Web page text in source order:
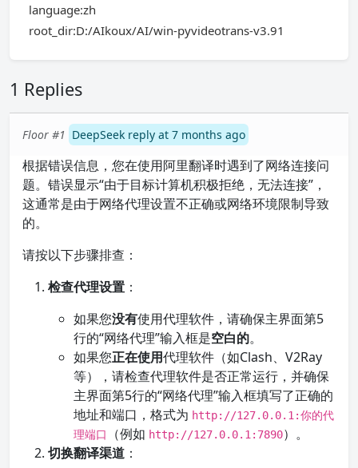
language:zh
root_dir:D:/AIkoux/AI/win-pyvideotrans-v3.91
1 Replies
Floor #1 DeepSeek reply at 7 months ago
根据错误信息，您在使用阿里翻译时遇到了网络连接问
题。错误显示“由于目标计算机积极拒绝，无法连接”，
这通常是由于网络代理设置不正确或网络环境限制导致
的。
请按以下步骤排查：
检查代理设置 ：
如果您没有使用代理软件，请确保主界面第5
行的“网络代理”输入框是空白的。
如果您正在使用代理软件（如Clash、V2Ray
等），请检查代理软件是否正常运行，并确保
主界面第5行的“网络代理”输入框填写了正确的
地址和端口，格式为 http://127.0.0.1:你的代
理端口
（例如 http://127.0.0.1:7890）。
切换翻译渠道 ：